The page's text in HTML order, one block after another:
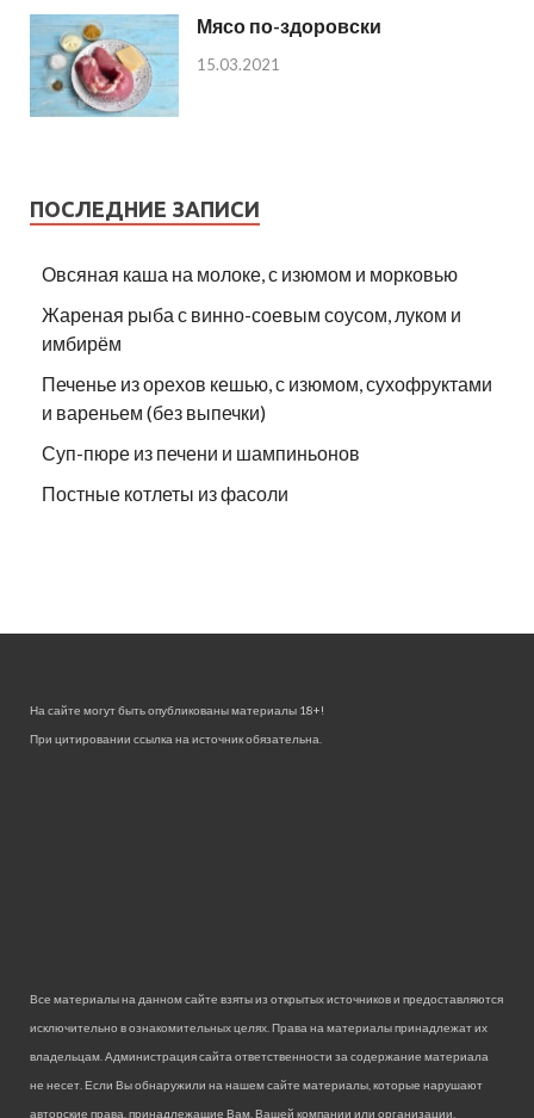
Мясо по-здоровски
15.03.2021
ПОСЛЕДНИЕ ЗАПИСИ
Овсяная каша на молоке, с изюмом и морковью
Жареная рыба с винно-соевым соусом, луком и
имбирём
Печенье из орехов кешью, с изюмом, сухофруктами
и вареньем (без выпечки)
Суп-пюре из печени и шампиньонов
Постные котлеты из фасоли
На сайте могут быть опубликованы материалы 18+!
При цитировании ссылка на источник обязательна.
Все материалы на данном сайте взяты из открытых источников и предоставляются
исключительно в ознакомительных целях. Права на материалы принадлежат их
владельцам. Администрация сайта ответственности за содержание материала
не несет. Если Вы обнаружили на нашем сайте материалы, которые нарушают
авторские права, принадлежащие Вам, Вашей компании или организации,